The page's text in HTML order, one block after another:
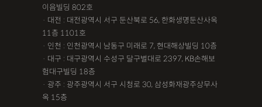
이음빌딩 802호
· 대전 : 대전광역시 서구 둔산북로 56, 한화생명둔산사옥
11층 1101호
· 인천 : 인천광역시 남동구 미래로 7, 현대해상빌딩 10층
· 대구 : 대구광역시 수성구 달구벌대로 2397, KB손해보
험대구빌딩 18층
· 광주 : 광주광역시 서구 시청로 30, 삼성화재광주상무사
옥 15층